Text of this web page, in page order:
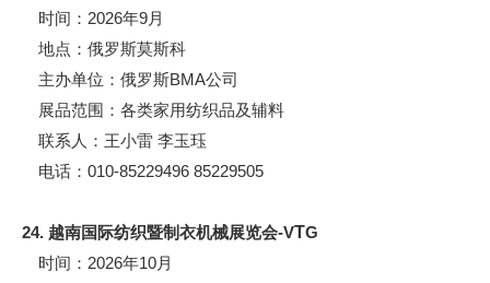
时间：2026年9月
地点：俄罗斯莫斯科
主办单位：俄罗斯BMA公司
展品范围：各类家用纺织品及辅料
联系人：王小雷 李玉珏
电话：010-85229496 85229505
24. 越南国际纺织暨制衣机械展览会-VTG
时间：2026年10月